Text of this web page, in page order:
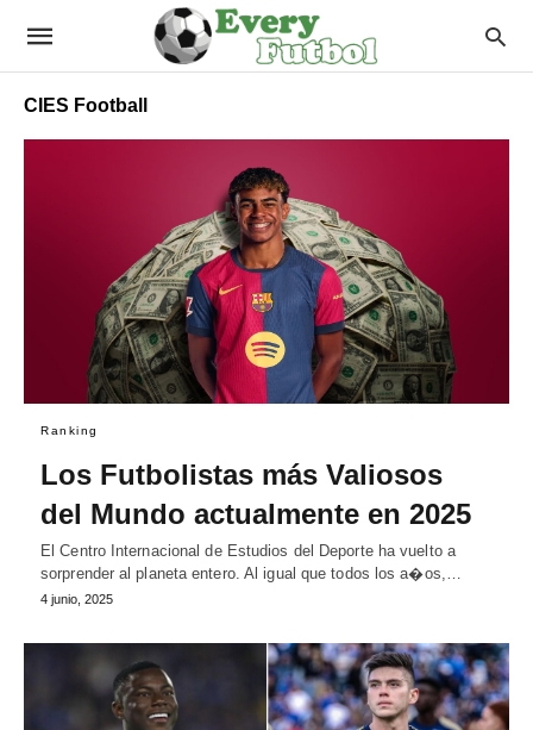
CIES Football
Ranking
Los Futbolistas más Valiosos
del Mundo actualmente en 2025
El Centro Internacional de Estudios del Deporte ha vuelto a
sorprender al planeta entero. Al igual que todos los a�os,…
4 junio, 2025